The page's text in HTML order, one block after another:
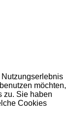
möchten,
zu. Sie haben
Cookies